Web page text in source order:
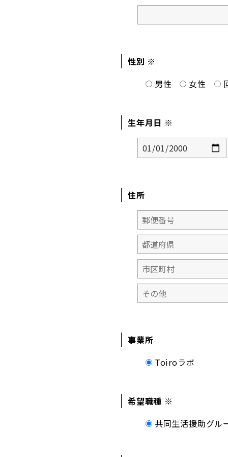
性別 ※
男性
女性
生年月日 ※
住所
事業所
Toiroラボ
希望職種 ※
共同生活援助グル